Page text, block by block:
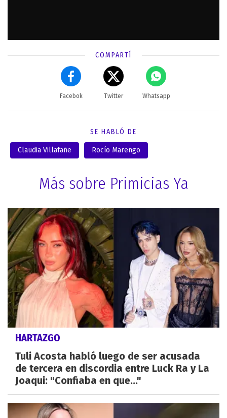
COMPARTÍ
Facebok Twitter Whatsapp
SE HABLÓ DE
Claudia Villafañe Rocío Marengo
Más sobre Primicias Ya
HARTAZGO
Tuli Acosta habló luego de ser acusada
de tercera en discordia entre Luck Ra y La
Joaqui: "Confiaba en que..."